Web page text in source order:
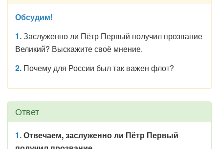
Обсудим!
1.Заслуженно ли Пётр Первый получил прозвание
Великий? Выскажите своё мнение.
2. Почему для России был так важен флот?
Ответ
1.Отвечаем, заслуженно ли Пётр Первый